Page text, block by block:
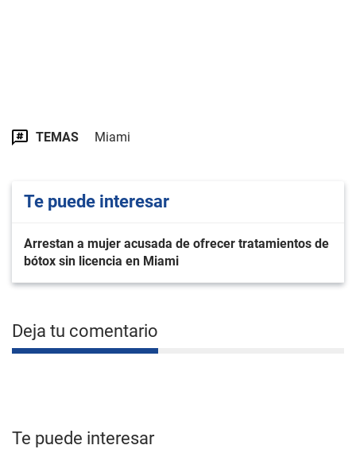
TEMAS Miami
Te puede interesar
Arrestan a mujer acusada de ofrecer tratamientos de
bótox sin licencia en Miami
Deja tu comentario
Te puede interesar